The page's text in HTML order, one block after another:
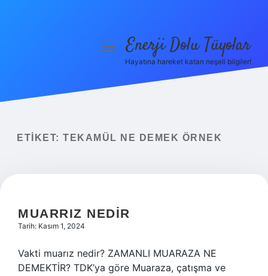
Yasal Uyarı
menüyüEnerji Dolu Tüyolar
Hayatına hareket katan neşeli bilgiler!
ETIKET: TEKAMÜL NE DEMEK ÖRNEK
MUARRIZ NEDIR
Tarih: Kasım 1, 2024
Vakti muarız nedir? ZAMANLI MUARAZA NE
DEMEKTİR? TDK’ya göre Muaraza, çatışma ve